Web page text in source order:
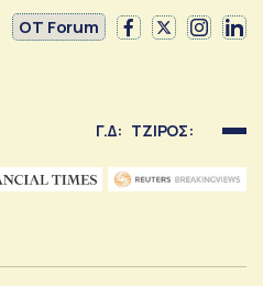
OT Forum
Γ.Δ: ΤΖΙΡΟΣ: